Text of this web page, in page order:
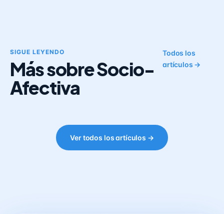
SIGUE LEYENDO
Más sobre Socio-
Afectiva
Todos los
artículos →
Ver todos los artículos →